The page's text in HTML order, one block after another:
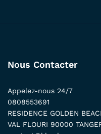
Nous Contacter
Appelez-nous 24/7
0808553691
RESIDENCE GOLDEN
VAL FLOURI 90000